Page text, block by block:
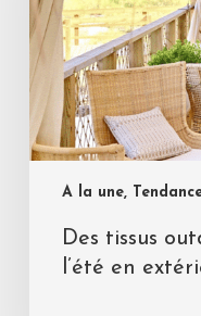
A la une,
Des tissus
l’été en